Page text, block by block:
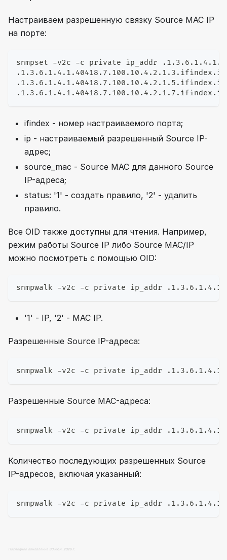
Настраиваем разрешенную связку Source MAC IP
на порте:
snmpset -v2c -c private ip_addr
.1.3.6.1.4.1.40418.7.100.10.4.2.1.5.ifindex.ip
ifindex - номер настраиваемого порта;
ip - настраиваемый разрешенный Source IP-
адрес;
source_mac - Source MAC для данного Source
IP-адреса;
status: '1' - создать правило, '2' - удалить
правило.
Все OID также доступны для чтения. Например,
режим работы Source IP либо Source MAC/IP
можно посмотреть с помощью OID:
snmpwalk -v2c -c private ip_addr
'1' - IP, '2' - MAC IP.
Разрешенные Source IP-адреса:
snmpwalk -v2c -c private ip_addr
Разрешенные Source MAC-адреса:
snmpwalk -v2c -c private ip_addr
Количество последующих разрешенных Source
IP-адресов, включая указанный:
snmpwalk -v2c -c private ip_addr
Последнее обновление 30 июн. 2026 г.